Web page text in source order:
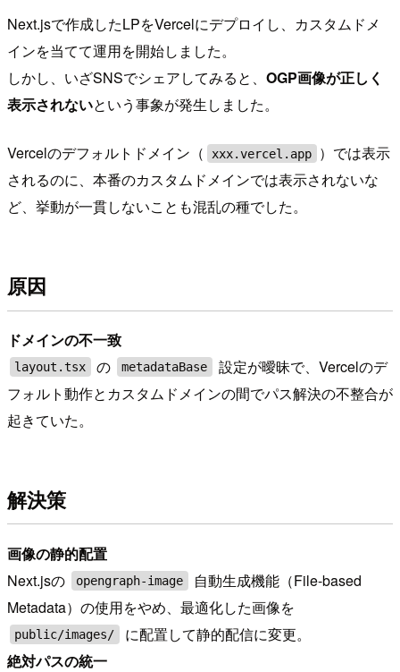
Next.jsで作成したLPをVercelにデプロイし、カスタムドメ
インを当てて運用を開始しました。
しかし、いざSNSでシェアしてみると、 OGP画像が正しく
表示されないという事象が発生しました。
Vercelのデフォルトドメイン（ xxx.vercel.app
）では表示
されるのに、本番のカスタムドメインでは表示されないな
ど、挙動が一貫しないことも混乱の種でした。
原因
ドメインの不一致
layout.tsx の metadataBase
設定が曖昧で、Vercelのデ
フォルト動作とカスタムドメインの間でパス解決の不整合が
起きていた。
解決策
画像の静的配置
Next.jsの
opengraph-image
自動生成機能（File-based
Metadata）の使用をやめ、最適化した画像を
public/images/
に配置して静的配信に変更。
絶対パスの統一